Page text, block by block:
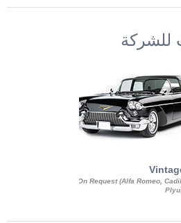
للشركة
On Request (Alfa Romeo,